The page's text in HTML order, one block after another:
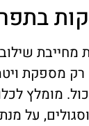
מספקת
מומלץ
על